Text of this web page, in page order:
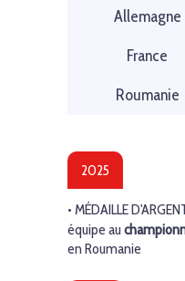
Allemagne
France
Roumanie
2025
• MÉDAILLE
équipe au
en Roumanie